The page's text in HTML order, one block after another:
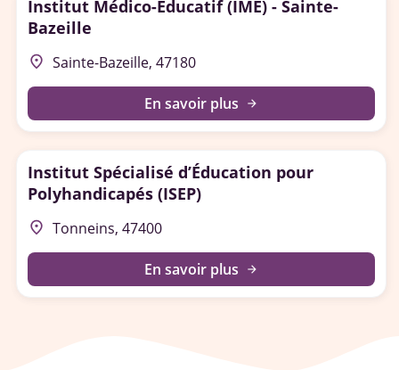
Institut Médico-Educatif (IME) - Sainte-
Bazeille
place Sainte-Bazeille, 47180
En savoir plus arrow_forward
Institut Spécialisé d’Éducation pour
Polyhandicapés (ISEP)
place Tonneins, 47400
En savoir plus arrow_forward